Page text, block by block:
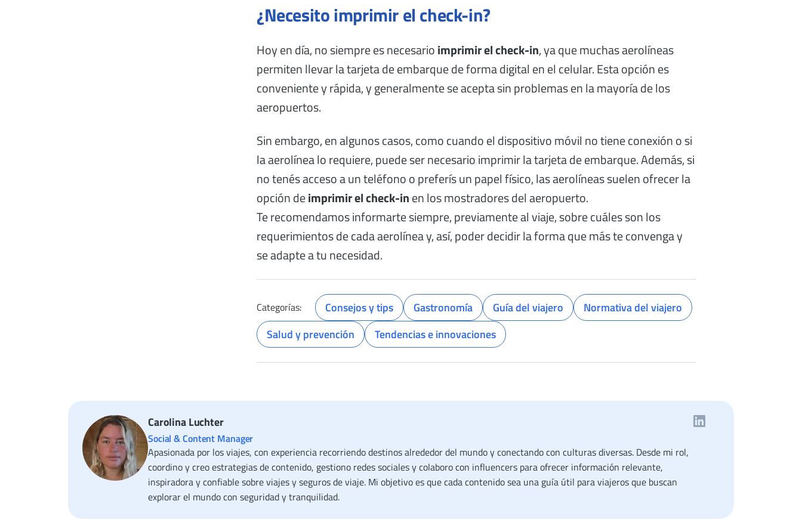
¿Necesito imprimir el check-in?
Hoy en día, no siempre es necesarioimprimir el check-in, ya que muchas aerolíneas
permiten llevar la tarjeta de embarque de forma digital en el celular. Esta opción es
conveniente y rápida, y generalmente se acepta sin problemas en la mayoría de los
aeropuertos.
Sin embargo, en algunos casos, como cuando el dispositivo móvil no tiene conexión o si
la aerolínea lo requiere, puede ser necesario imprimir la tarjeta de embarque. Además, si
no tenés acceso a un teléfono o preferís un papel físico, las aerolíneas suelen ofrecer la
opción deimprimir el check-inen los mostradores del aeropuerto.
Te recomendamos informarte siempre, previamente al viaje, sobre cuáles son los
requerimientos de cada aerolínea y, así, poder decidir la forma que más te convenga y
se adapte a tu necesidad.
Categorías: Consejos y tips Gastronomía Guía del viajero
Normativa del viajero
Salud y prevención
Tendencias e innovaciones
Carolina Luchter
Social & Content Manager
Apasionada por los viajes, con experiencia recorriendo destinos alrededor del mundo y conectando con culturas diversas. Desde mi rol,
coordino y creo estrategias de contenido, gestiono redes sociales y colaboro con influencers para ofrecer información relevante,
inspiradora y confiable sobre viajes y seguros de viaje. Mi objetivo es que cada contenido sea una guía útil para viajeros que buscan
explorar el mundo con seguridad y tranquilidad.